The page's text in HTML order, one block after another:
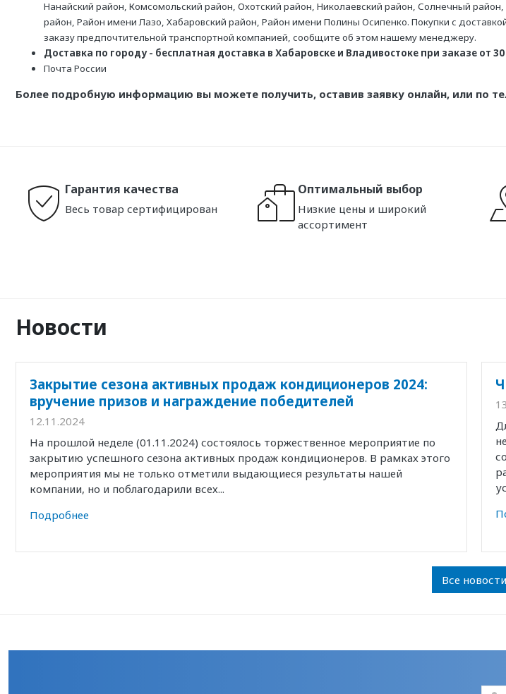
Нанайский район, Комсомольский район, Охотский район, Николаевский район, Солнечный
район, Район имени Лазо, Хабаровский район, Район имени Полины Осипенко. Покупки с
заказу предпочтительной транспортной компанией, сообщите об этом нашему менеджеру.
Доставка по городу - бесплатная доставка в Хабаровске и Владивостоке при заказе от 30
Почта России
Более подробную информацию вы можете получить, оставив заявку онлайн, или по
Гарантия качества
Весь товар сертифицирован
Оптимальный выбор
Низкие цены и широкий
ассортимент
Новости
Закрытие сезона активных продаж кондиционеров 2024:
вручение призов и награждение победителей
12.11.2024
На прошлой неделе (01.11.2024) состоялось торжественное мероприятие по
закрытию успешного сезона активных продаж кондиционеров. В рамках этого
мероприятия мы не только отметили выдающиеся результаты нашей
компании, но и поблагодарили всех...
Подробнее
Все новости